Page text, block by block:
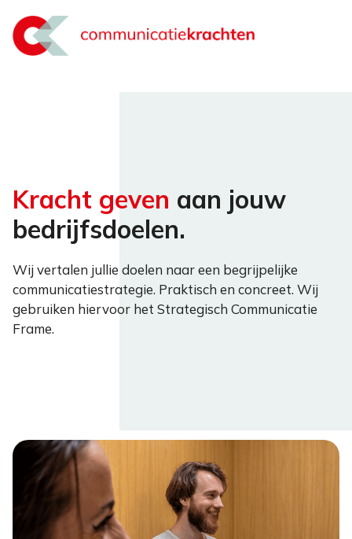
naar
de
Kracht geven aan jouw
bedrijfsdoelen.
Wij vertalen jullie doelen naar een begrijpelijke
communicatiestrategie. Praktisch en concreet. Wij
gebruiken hiervoor het Strategisch Communicatie
Frame.